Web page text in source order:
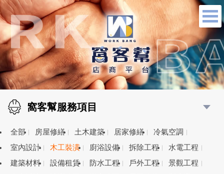
窩客幫服務項目
全部 房屋修繕 土木建築 居家修繕
冷氣空調
室內設計
木工裝潢 廚浴設備 拆除工程
水電工程
建築材料
設備租賃 防水工程 戶外工程
景觀工程